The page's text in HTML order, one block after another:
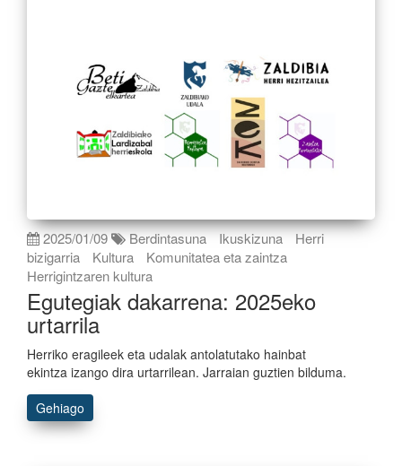
2025/01/09 Berdintasuna Ikuskizuna
Herri
bizigarria
Kultura
Komunitatea eta zaintza
Herrigintzaren kultura
Egutegiak dakarrena: 2025eko
urtarrila
Herriko eragileek eta udalak antolatutako hainbat
ekintza izango dira urtarrilean. Jarraian guztien bilduma.
Gehiago